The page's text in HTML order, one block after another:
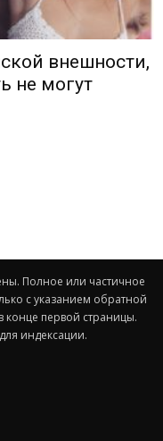
внешности,
не могут
Полное или частичное
с указанием обратной
конце первой страницы.
индексации.